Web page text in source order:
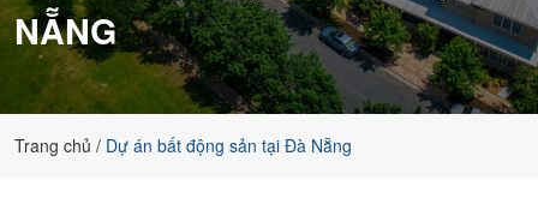
bao
gồm
các
dự
án
của
Sungroup,
NẴNG
Trang chủ Dự án bất động sản tại Đà Nẵng